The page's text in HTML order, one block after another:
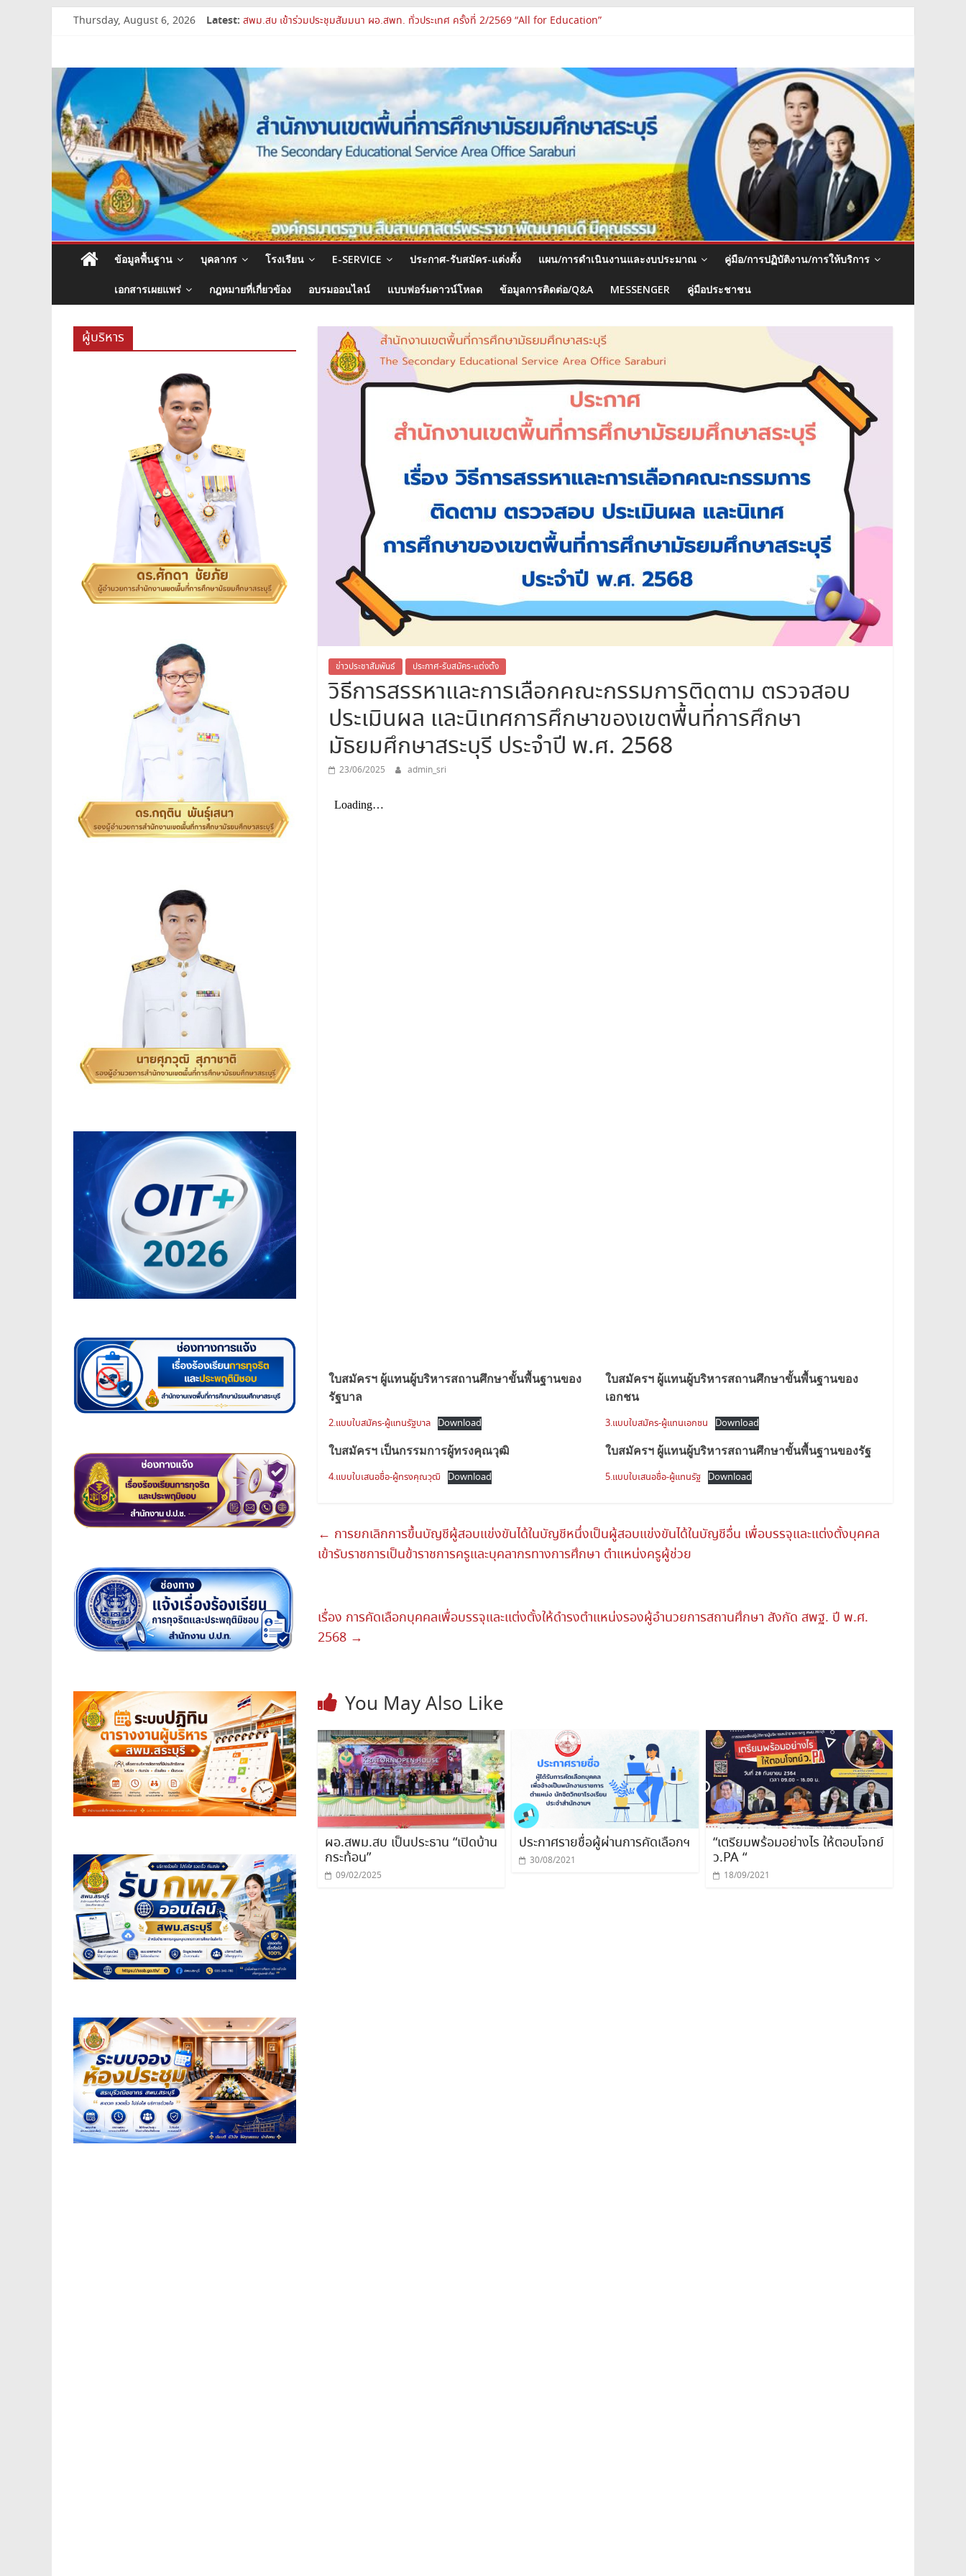
SkipThursday, August 6, 2026 Latest:
สพม.สบ เสริมศักยภาพผู้บริหาร PA Support Team สู่เส้นทางความก้าวหน้าวิชาชีพ
สพม.สบ เข้าร่วมประชุมสัมมนา ผอ.สพท. ทั่วประเทศ ครั้งที่ 2/2569 “All for Education”
เปิดห้องเรียนและห้องปฏิบัติการแห่งอนาคต รร.สบว.
สำนักงาน
เขต
พื้นที่
การ
ศึกษา
มัธยมศึกษา
สระบุรี
สพม.สระบุรี,สพม.สบ,สำนักงาน
เขต
ข้อมูลพื้นฐาน บุคลากร โรงเรียน E-SERVICE ประกาศ-รับสมัคร-แต่งตั้ง แผน/การดำเนินงานและงบประมาณ คู่มือ/การปฏิบัติงาน/การให้บริการ
เอกสารเผยแพร่ กฎหมายที่เกี่ยวข้อง อบรมออนไลน์ แบบฟอร์มดาวน์โหลด ข้อมูลการติดต่อ/Q&A MESSENGER คู่มือประชาชน
ข่าวประชาสัมพันธ์ ประกาศ-รับสมัคร-แต่งตั้ง
วิธีการสรรหาและการเลือกคณะกรรมการติดตาม ตรวจสอบ
ประเมินผล และนิเทศการศึกษาของเขตพื้นที่การศึกษา
มัธยมศึกษาสระบุรี ประจำปี พ.ศ. 2568
23/06/2025 admin_sri
ใบสมัครฯ ผู้แทนผู้บริหารสถานศึกษาขั้นพื้นฐานของ
รัฐบาล
2.แบบใบสมัคร-ผู้แทนรัฐบาล Download
ใบสมัครฯ ผู้แทนผู้บริหารสถานศึกษาขั้นพื้นฐานของ
เอกชน
3.แบบใบสมัคร-ผู้แทนเอกชน Download
ใบสมัครฯ เป็นกรรมการผู้ทรงคุณวุฒิ
4.แบบใบเสนอชื่อ-ผู้ทรงคุณวุฒิ Download
ใบสมัครฯ ผู้แทนผู้บริหารสถานศึกษาขั้นพื้นฐานของรัฐ
5.แบบใบเสนอชื่อ-ผู้แทนรัฐ Download
← การยกเลิกการขึ้นบัญชีผู้สอบแข่งขันได้ในบัญชีหนึ่งเป็นผู้สอบแข่งขันได้ในบัญชีอื่น เพื่อบรรจุและแต่งตั้งบุคคล
เข้ารับราชการเป็นข้าราชการครูและบุคลากรทางการศึกษา ตำแหน่งครูผู้ช่วย
เรื่อง การคัดเลือกบุคคลเพื่อบรรจุและแต่งตั้งให้ดำรงตำแหน่งรองผู้อำนวยการสถานศึกษา สังกัด สพฐ. ปี พ.ศ.
2568 →
You May Also Like
ผอ.สพม.สบ เป็นประธาน “เปิดบ้าน
กระท้อน”
09/02/2025
ประกาศรายชื่อผู้ผ่านการคัดเลือกฯ
30/08/2021
“เตรียมพร้อมอย่างไร ให้ตอบโจทย์
ว.PA “
18/09/2021
ผู้บริหาร